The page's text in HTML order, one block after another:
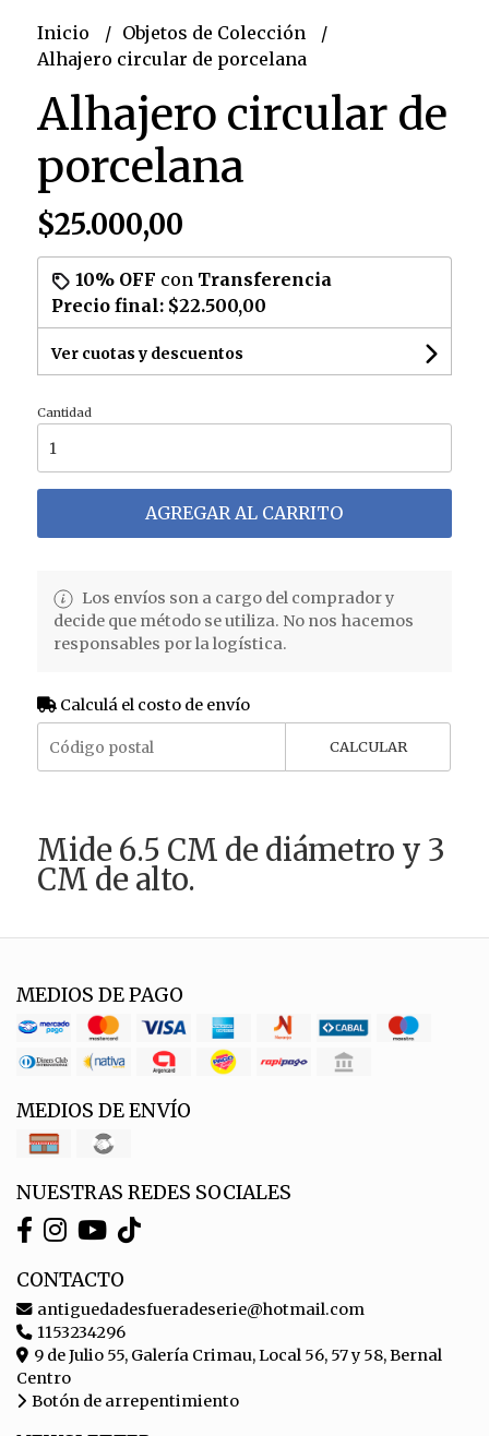
Inicio
Objetos de Colección
Alhajero circular de porcelana
Alhajero circular de
porcelana
$25.000,00
10% OFF con Transferencia
Precio final: $22.500,00
Ver cuotas y descuentos
Cantidad
AGREGAR AL CARRITO
Los envíos son a cargo del comprador y
decide que método se utiliza. No nos hacemos
responsables por la logística.
Calculá el costo de envío
CALCULAR
Mide 6.5 CM de diámetro y 3
CM de alto.
MEDIOS DE PAGO
MEDIOS DE ENVÍO
NUESTRAS REDES SOCIALES
CONTACTO
antiguedadesfueradeserie@hotmail.com
1153234296
9 de Julio 55, Galería Crimau, Local 56, 57 y 58, Bernal
Centro
Botón de arrepentimiento